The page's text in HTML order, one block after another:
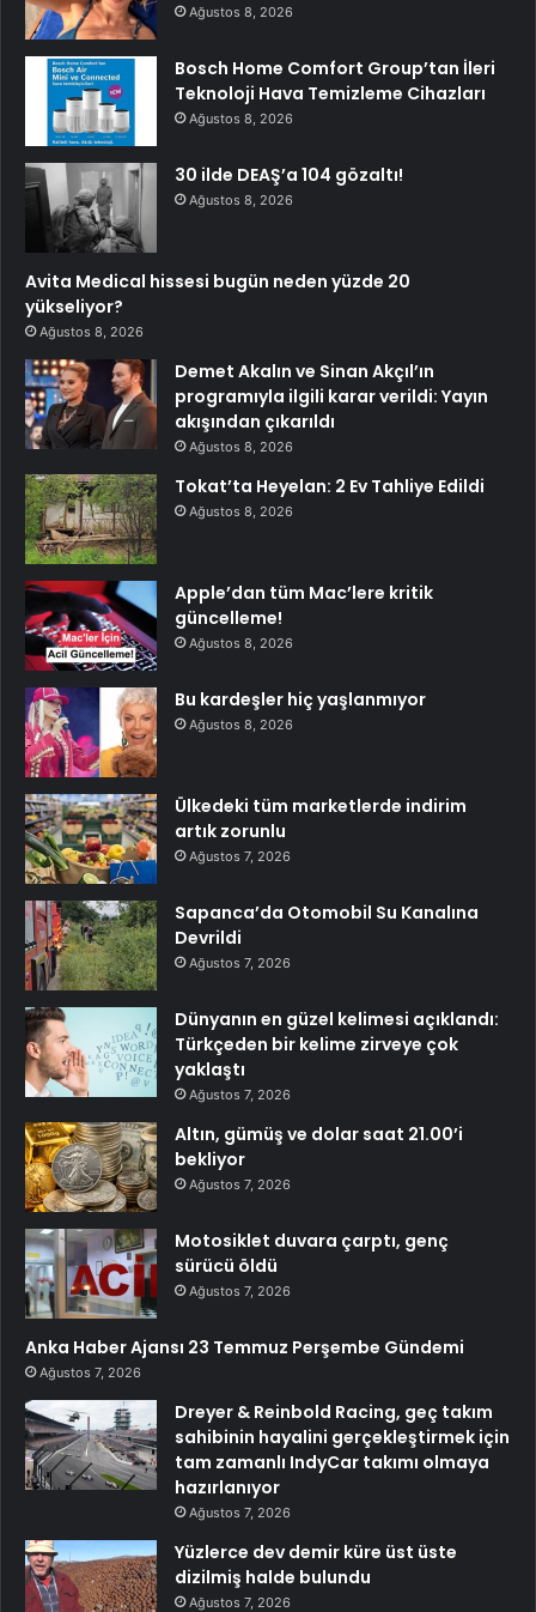
Ağustos 8, 2026
Bosch Home Comfort Group’tan İleri
Teknoloji Hava Temizleme Cihazları
Ağustos 8, 2026
30 ilde DEAŞ’a 104 gözaltı!
Ağustos 8, 2026
Avita Medical hissesi bugün neden yüzde 20
yükseliyor?
Ağustos 8, 2026
Demet Akalın ve Sinan Akçıl’ın
programıyla ilgili karar verildi: Yayın
akışından çıkarıldı
Ağustos 8, 2026
Tokat’ta Heyelan: 2 Ev Tahliye Edildi
Ağustos 8, 2026
Apple’dan tüm Mac’lere kritik
güncelleme!
Ağustos 8, 2026
Bu kardeşler hiç yaşlanmıyor
Ağustos 8, 2026
Ülkedeki tüm marketlerde indirim
artık zorunlu
Ağustos 7, 2026
Sapanca’da Otomobil Su Kanalına
Devrildi
Ağustos 7, 2026
Dünyanın en güzel kelimesi açıklandı:
Türkçeden bir kelime zirveye çok
yaklaştı
Ağustos 7, 2026
Altın, gümüş ve dolar saat 21.00’i
bekliyor
Ağustos 7, 2026
Motosiklet duvara çarptı, genç
sürücü öldü
Ağustos 7, 2026
Anka Haber Ajansı 23 Temmuz Perşembe Gündemi
Ağustos 7, 2026
Dreyer & Reinbold Racing, geç takım
sahibinin hayalini gerçekleştirmek için
tam zamanlı IndyCar takımı olmaya
hazırlanıyor
Ağustos 7, 2026
Yüzlerce dev demir küre üst üste
dizilmiş halde bulundu
Ağustos 7, 2026